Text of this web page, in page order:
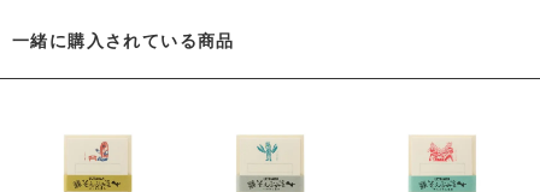
一緒に購入されている商品